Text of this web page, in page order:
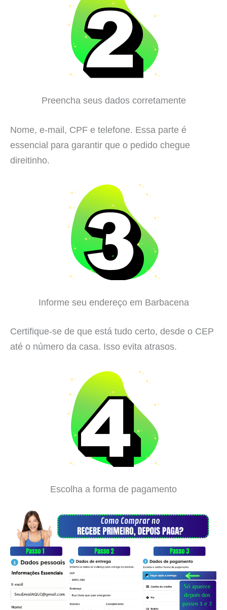
Preencha seus dados corretamente
Nome, e-mail, CPF e telefone. Essa parte é
essencial para garantir que o pedido chegue
direitinho.
Informe seu endereço em Barbacena
Certifique-se de que está tudo certo, desde o CEP
até o número da casa. Isso evita atrasos.
Escolha a forma de pagamento